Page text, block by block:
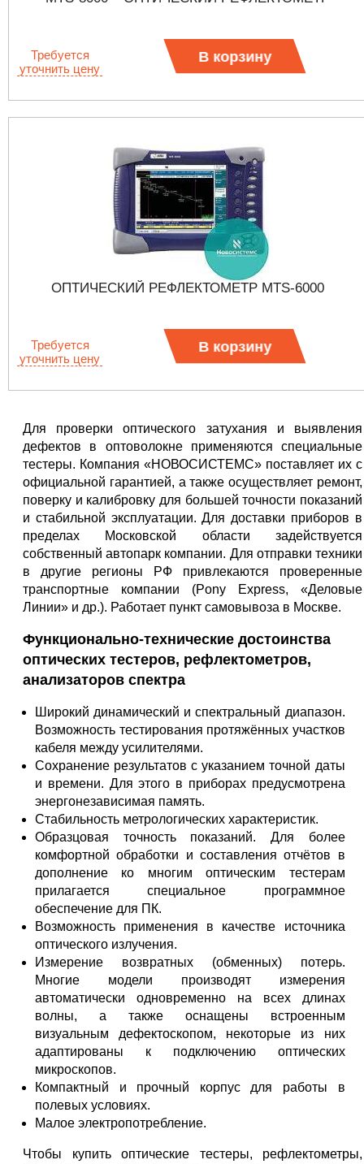
Требуется
уточнить цену
В корзину
ОПТИЧЕСКИЙ РЕФЛЕКТОМЕТР MTS-6000
Требуется
уточнить цену
В корзину
Для проверки оптического затухания и выявления
дефектов в оптоволокне применяются специальные
тестеры. Компания «НОВОСИСТЕМС» поставляет их с
официальной гарантией, а также осуществляет ремонт,
поверку и калибровку для большей точности показаний
и стабильной эксплуатации. Для доставки приборов в
пределах Московской области задействуется
собственный автопарк компании. Для отправки техники
в другие регионы РФ привлекаются проверенные
транспортные компании (Pony Express, «Деловые
Линии» и др.). Работает пункт самовывоза в Москве.
Функционально-технические достоинства
оптических тестеров, рефлектометров,
анализаторов спектра
Широкий динамический и спектральный диапазон.
Возможность тестирования протяжённых участков
кабеля между усилителями.
Сохранение результатов с указанием точной даты
и времени. Для этого в приборах предусмотрена
энергонезависимая память.
Стабильность метрологических характеристик.
Образцовая точность показаний. Для более
комфортной обработки и составления отчётов в
дополнение ко многим оптическим тестерам
прилагается специальное программное
обеспечение для ПК.
Возможность применения в качестве источника
оптического излучения.
Измерение возвратных (обменных) потерь.
Многие модели производят измерения
автоматически одновременно на всех длинах
волны, а также оснащены встроенным
визуальным дефектоскопом, некоторые из них
адаптированы к подключению оптических
микроскопов.
Компактный и прочный корпус для работы в
полевых условиях.
Малое электропотребление.
Чтобы купить оптические тестеры, рефлектометры,